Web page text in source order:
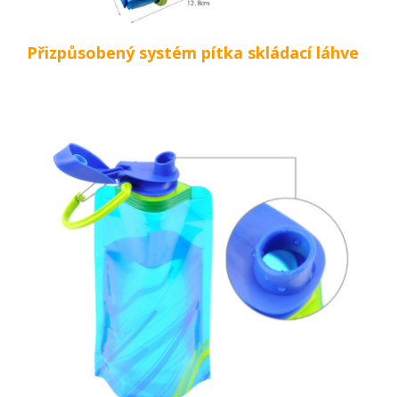
Přizpůsobený systém pítka skládací láhve